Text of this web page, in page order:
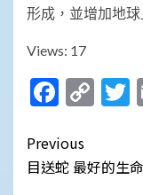
形成，並增加地
Views: 17
Post
Previous
目送蛇 最好的生